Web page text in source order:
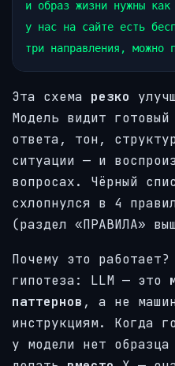
и образ жизни нужны
у нас на сайте есть
Эта схема резко
Модель видит
ответа, тон,
ситуации — и
вопросах. Чёрный
схлопнулся в 4
(раздел «ПРАВИЛА»
Почему это
гипотеза: LLM — это
паттернов , а не
инструкциям. Когда
у модели нет